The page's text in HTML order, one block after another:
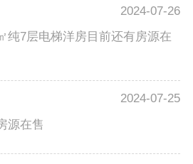
2024-07-26
纯7层电梯洋房目前还有房源在
2024-07-25
源在售